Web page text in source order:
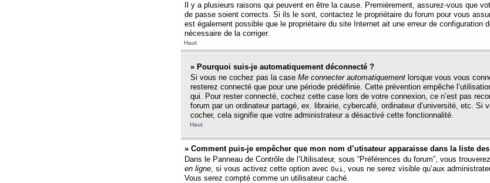
Il y a plusieurs raisons qui peuvent en être la cause. Premièrement, assurez-vous que
de passe soient corrects. Si ils le sont, contactez le propriétaire du forum pour vous
est également possible que le propriétaire du site Internet ait une erreur de configuration
nécessaire de la corriger.
Haut
» Pourquoi suis-je automatiquement déconnecté ?
Si vous ne cochez pas la case Me connecter automatiquement lorsque vous vous
resterez connecté que pour une période prédéfinie. Cette prévention empêche
qui. Pour rester connecté, cochez cette case lors de votre connexion, ce n’est pas
forum par un ordinateur partagé, ex. librairie, cybercafé, ordinateur d’université, etc. Si
cocher, cela signifie que votre administrateur a désactivé cette fonctionnalité.
Haut
» Comment puis-je empêcher que mon nom d’utisateur apparaisse dans la liste
Dans le Panneau de Contrôle de l’Utilisateur, sous “Préférences du forum”, vous
en ligne, si vous activez cette option avec Oui , vous ne serez visible qu’aux
Vous serez compté comme un utilisateur caché.